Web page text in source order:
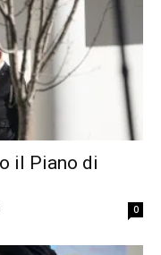
il Piano di
0